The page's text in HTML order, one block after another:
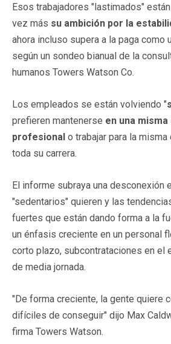
Esos trabajadores "lastimados"
vez más su ambición por la
ahora incluso supera a la paga como
según un sondeo bianual de la
humanos Towers Watson Co.
Los empleados se están volviendo "
prefieren mantenerse en una
profesional o trabajar para la
toda su carrera.
El informe subraya una desconexión
"sedentarios" quieren y las
fuertes que están dando forma a la
un énfasis creciente en un personal
corto plazo, subcontrataciones en el
de media jornada.
"De forma creciente, la gente quiere
difíciles de conseguir" dijo Max
firma Towers Watson.